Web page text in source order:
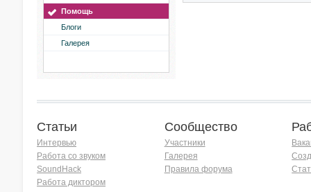
Помощь
Блоги
Галерея
Статьи
Интервью
Работа со звуком
SoundHack
Работа диктором
Сообщество
Участники
Галерея
Правила форума